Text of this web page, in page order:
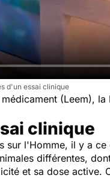
d'un essai clinique
(Leem),
clinique
sur l'Homme, il y a
différentes,
et sa dose active.